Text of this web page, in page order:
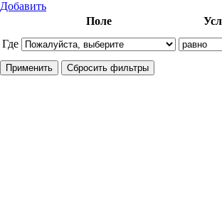
Добавить
Где
Поле